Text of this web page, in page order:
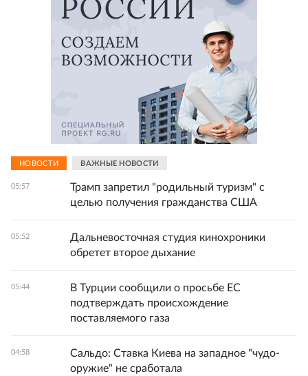
НОВОСТИ ВАЖНЫЕ НОВОСТИ
05:57
Трамп запретил "родильный туризм" с
целью получения гражданства США
05:52
Дальневосточная студия кинохроники
обретет второе дыхание
05:44
В Турции сообщили о просьбе ЕС
подтверждать происхождение
поставляемого газа
04:58
Сальдо: Ставка Киева на западное "чудо-
оружие" не сработала